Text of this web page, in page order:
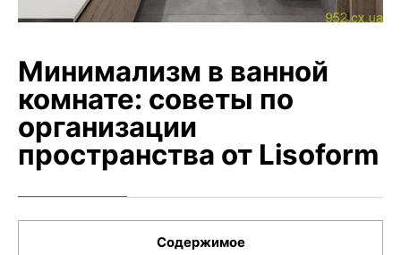
Минимализм в ванной
комнате: советы по
организации
пространства от Lisoform
Содержимое